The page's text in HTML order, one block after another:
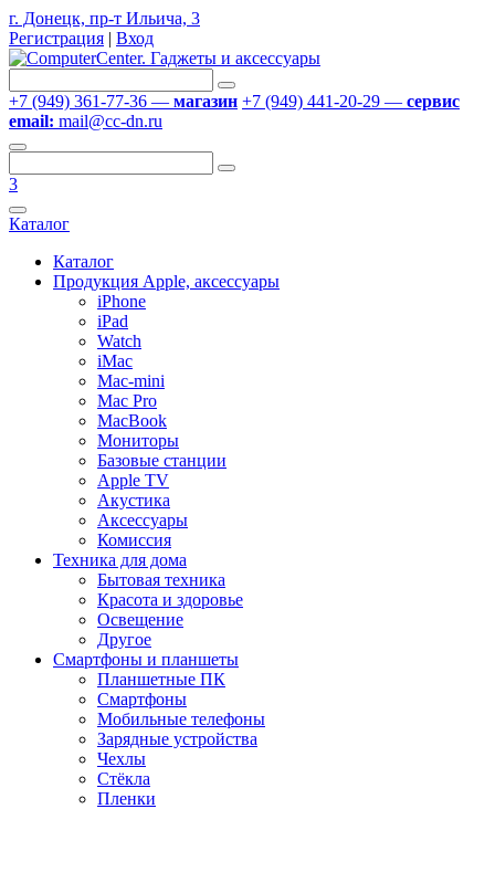
г. Донецк, пр-т Ильича, 3
Регистрация | Вход
+7 (949) 361-77-36 — магазин +7 (949) 441-20-29 — сервис
email: mail@cc-dn.ru
3
Каталог
Каталог
Продукция Apple, аксессуары
iPhone
iPad
Watch
iMac
Mac-mini
Mac Pro
MacBook
Мониторы
Базовые станции
Apple TV
Акустика
Аксессуары
Комиссия
Техника для дома
Бытовая техника
Красота и здоровье
Освещение
Другое
Смартфоны и планшеты
Планшетные ПК
Смартфоны
Мобильные телефоны
Зарядные устройства
Чехлы
Стёкла
Пленки